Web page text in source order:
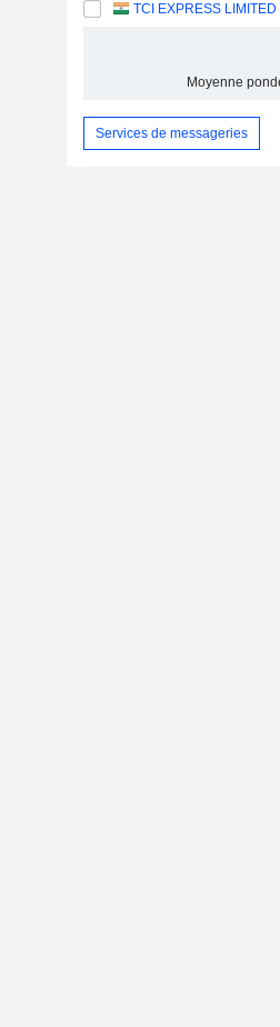
TCI EXPRESS LIMITED
Moyenne
Services de messageries